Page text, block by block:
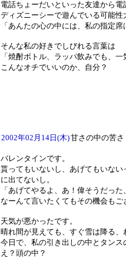
電話ちょーだいといった友達から
ディズニーシーで遊んでいる可能性
「あんたの心の中には、私の指定
そんな私の好きでしびれる言葉は
「焼酎ボトル、ラッパ飲みでも、一
こんなオチでいいのか、自分？
2002年02月14日(木)甘さの中の苦さ
バレンタインです。
貰ってもいないし、あげてもいな
に出てないし。
「あげてやるよ、あ！偉そうだっ
なーんて言いたくてもその機会もご
天気が悪かったです。
晴れ間が見えても、すぐ雪は降る、
今日で、私の引き出しの中とタン
え？頭の中？